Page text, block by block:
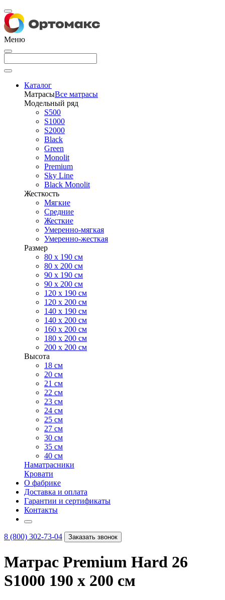
Меню
Каталог
МатрасыВсе матрасы
Модельный ряд
S500
S1000
S2000
Black
Green
Monolit
Premium
Sky Line
Black Monolit
Жесткость
Мягкие
Средние
Жесткие
Умеренно-мягкая
Умеренно-жесткая
Размер
80 х 190 см
80 х 200 см
90 х 190 см
90 х 200 см
120 х 190 см
120 х 200 см
140 х 190 см
140 х 200 см
160 х 200 см
180 х 200 см
200 х 200 см
Высота
18 см
20 см
21 см
22 см
23 см
24 см
25 см
27 см
30 см
35 см
40 см
Наматрасники
Кровати
О фабрике
Доставка и оплата
Гарантии и сертификаты
Контакты
8 (800) 302-73-04 Заказать звонок
Матрас Premium Hard 26
S1000 190 х 200 см